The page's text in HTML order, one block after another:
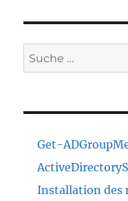
Suche
nach:
Get-
Installation des